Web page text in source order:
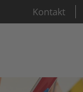
Kontakt